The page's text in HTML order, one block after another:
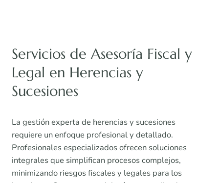
Servicios de Asesoría Fiscal y
Legal en Herencias y
Sucesiones
La gestión experta de herencias y sucesiones
requiere un enfoque profesional y detallado.
Profesionales especializados ofrecen soluciones
integrales que simplifican procesos complejos,
minimizando riesgos fiscales y legales para los